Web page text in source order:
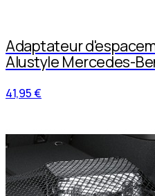
Adaptateur
Alustyle Mercedes-
41,95 €